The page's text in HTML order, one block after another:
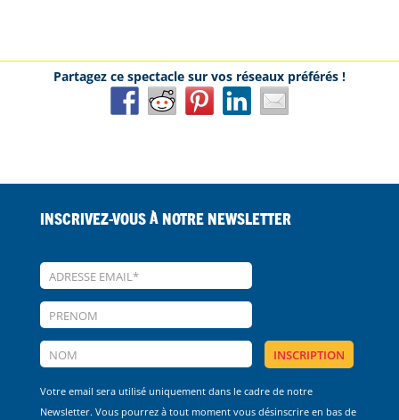
Inscrivez-vous à notre Newsletter
Votre email sera utilisé uniquement dans le cadre de notre
Newsletter. Vous pourrez à tout moment vous désinscrire en bas de